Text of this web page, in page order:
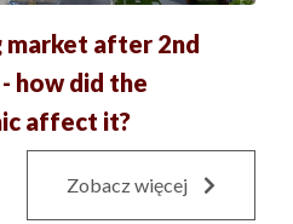
market after 2nd
how did the
affect it?
Zobacz więcej